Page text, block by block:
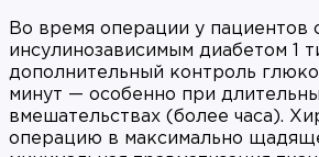
Во время операции у пациентов
инсулинозависимым диабетом 1
дополнительный контроль
минут — особенно при
вмешательствах (более часа).
операцию в максимально